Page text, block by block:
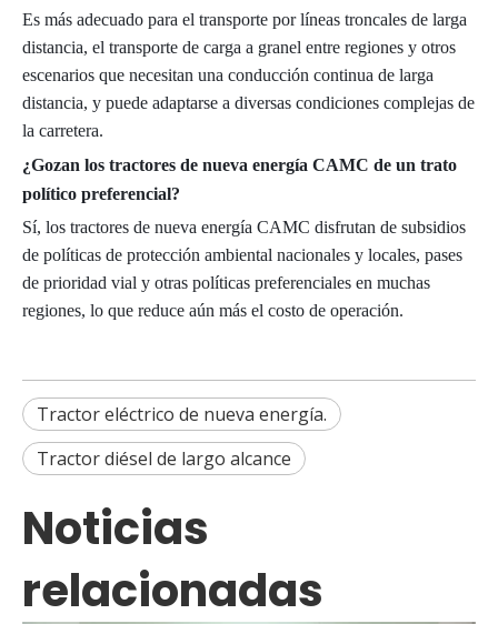
Es más adecuado para el transporte por líneas troncales de larga
distancia, el transporte de carga a granel entre regiones y otros
escenarios que necesitan una conducción continua de larga
distancia, y puede adaptarse a diversas condiciones complejas de
la carretera.
¿Gozan los tractores de nueva energía CAMC de un trato
político preferencial?
Sí, los tractores de nueva energía CAMC disfrutan de subsidios
de políticas de protección ambiental nacionales y locales, pases
de prioridad vial y otras políticas preferenciales en muchas
regiones, lo que reduce aún más el costo de operación.
Tractor eléctrico de nueva energía.
Tractor diésel de largo alcance
Noticias
relacionadas